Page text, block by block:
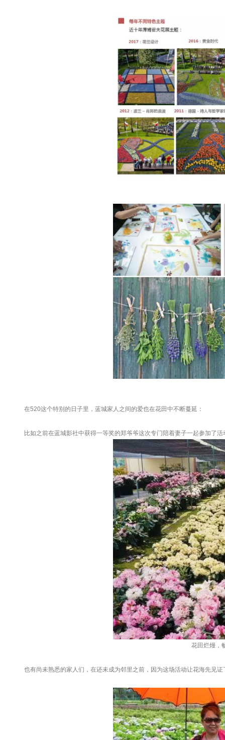
在520这个特别的日子里，蓝城家人之间的爱也在花田中不断蔓延：
比如之前在蓝城影社中获得一等奖的郑爷爷这次专门陪着妻子一起参加了
花田烂熳，
也有尚未熟悉的家人们，在还未成为邻里之前，因为这场活动让花海先见